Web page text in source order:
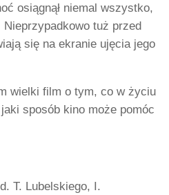
osiągnął niemal wszystko,
tuż przed
się na ekranie ujęcia jego
wielki film o tym, co w życiu
sposób kino może pomóc
T. Lubelskiego, I.